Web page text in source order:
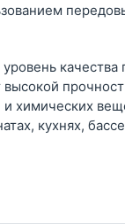
качества
высокой
химических
кухнях,